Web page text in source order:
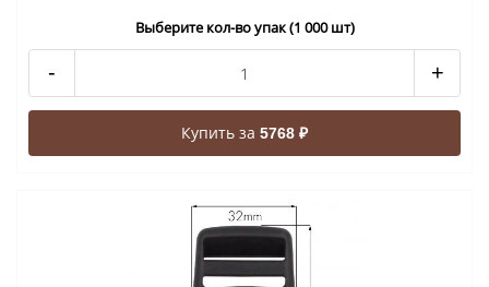
Выберите кол-во упак (1 000 шт)
- +
Купить за 5768 ₽